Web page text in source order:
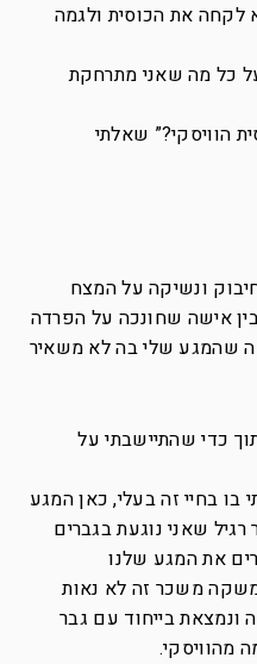
לקחה את הכוסית ולגמה
על כל מה שאני מתרחקת
הוויסקי?” שאלתי
ונשיקה על המצח
אישה שחונכה על הפרדה
שהמגע שלי בה לא משאיר
כדי שהתיישבתי על
בו בחיי זה בעלי, כאן המגע
שאני נוגעת בגברים
את המגע שלנו
משכר זה לא נאות
בייחוד עם גבר
מהוויסקי.